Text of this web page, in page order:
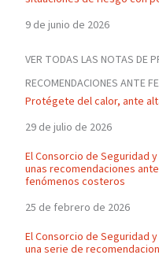
9 de junio de 2026
VER TODAS LAS NOTAS DE
RECOMENDACIONES ANTE
Protégete del calor, ante
29 de julio de 2026
El Consorcio de Seguridad
unas recomendaciones
fenómenos costeros
25 de febrero de 2026
El Consorcio de Seguridad
una serie de